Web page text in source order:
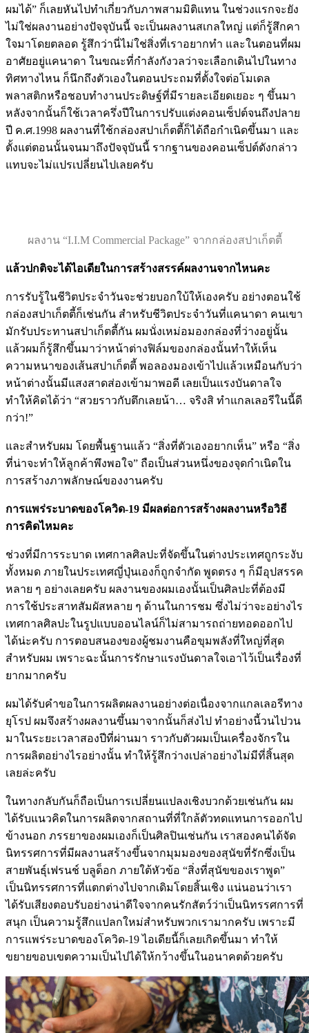
ผมได้” ก็เลยหันไปทำเกี่ยวกับภาพสามมิติแทน ในช่วงแรกจะยัง
ไม่ใช่ผลงานอย่างปัจจุบันนี้ จะเป็นผลงานสเกลใหญ่ แต่ก็รู้สึกคา
ใจมาโดยตลอด รู้สึกว่านี่ไม่ใช่สิ่งที่เราอยากทำ และในตอนที่ผม
อาศัยอยู่แคนาดา ในขณะที่กำลังกังวลว่าจะเลือกเดินไปในทาง
ทิศทางไหน ก็นึกถึงตัวเองในตอนประถมที่ตั้งใจต่อโมเดล
พลาสติกหรือชอบทำงานประดิษฐ์ที่มีรายละเอียดเยอะ ๆ ขึ้นมา
หลังจากนั้นก็ใช้เวลาครึ่งปีในการปรับแต่งคอนเซ็ปต์จนถึงปลาย
ปี ค.ศ.1998 ผลงานที่ใช้กล่องสปาเก็ตตี้ก็ได้ถือกำเนิดขึ้นมา และ
ตั้งแต่ตอนนั้นจนมาถึงปัจจุบันนี้ รากฐานของคอนเซ็ปต์ดังกล่าว
แทบจะไม่แปรเปลี่ยนไปเลยครับ
ผลงาน “I.I.M Commercial Package” จากกล่องสปาเก็ตตี้
แล้วปกติจะได้ไอเดียในการสร้างสรรค์ผลงานจากไหนคะ
การรับรู้ในชีวิตประจำวันจะช่วยบอกใบ้ให้เองครับ อย่างตอนใช้
กล่องสปาเก็ตตี้ก็เช่นกัน สำหรับชีวิตประจำวันที่แคนาดา คนเขา
มักรับประทานสปาเก็ตตี้กัน ผมนั่งเหม่อมองกล่องที่ว่างอยู่นั้น
แล้วผมก็รู้สึกขึ้นมาว่าหน้าต่างฟิล์มของกล่องนั้นทำให้เห็น
ความหนาของเส้นสปาเก็ตตี้ พอลองมองเข้าไปแล้วเหมือนกับว่า
หน้าต่างนั้นมีแสงสาดส่องเข้ามาพอดี เลยเป็นแรงบันดาลใจ
ทำให้คิดได้ว่า “สวยราวกับตึกเลยน้า… จริงสิ ทำแกลเลอรีในนี้ดี
กว่า!”
และสำหรับผม โดยพื้นฐานแล้ว “สิ่งที่ตัวเองอยากเห็น” หรือ “สิ่ง
ที่น่าจะทำให้ลูกค้าพึงพอใจ” ถือเป็นส่วนหนึ่งของจุดกำเนิดใน
การสร้างภาพลักษณ์ของงานครับ
การแพร่ระบาดของโควิด-19 มีผลต่อการสร้างผลงานหรือวิธี
การคิดไหมคะ
ช่วงที่มีการระบาด เทศกาลศิลปะที่จัดขึ้นในต่างประเทศถูกระงับ
ทั้งหมด ภายในประเทศญี่ปุ่นเองก็ถูกจำกัด พูดตรง ๆ ก็มีอุปสรรค
หลาย ๆ อย่างเลยครับ ผลงานของผมเองนั้นเป็นศิลปะที่ต้องมี
การใช้ประสาทสัมผัสหลาย ๆ ด้านในการชม ซึ่งไม่ว่าจะอย่างไร
เทศกาลศิลปะในรูปแบบออนไลน์ก็ไม่สามารถถ่ายทอดออกไป
ได้น่ะครับ การตอบสนองของผู้ชมงานคือขุมพลังที่ใหญ่ที่สุด
สำหรับผม เพราะฉะนั้นการรักษาแรงบันดาลใจเอาไว้เป็นเรื่องที่
ยากมากครับ
ผมได้รับคำขอในการผลิตผลงานอย่างต่อเนื่องจากแกลเลอรีทาง
ยุโรป ผมจึงสร้างผลงานขึ้นมาจากนั้นก็ส่งไป ทำอย่างนี้วนไปวน
มาในระยะเวลาสองปีที่ผ่านมา ราวกับตัวผมเป็นเครื่องจักรใน
การผลิตอย่างไรอย่างนั้น ทำให้รู้สึกว่างเปล่าอย่างไม่มีที่สิ้นสุด
เลยล่ะครับ
ในทางกลับกันก็ถือเป็นการเปลี่ยนแปลงเชิงบวกด้วยเช่นกัน ผม
ได้รับแนวคิดในการผลิตจากสถานที่ที่ใกล้ตัวทดแทนการออกไป
ข้างนอก ภรรยาของผมเองก็เป็นศิลปินเช่นกัน เราสองคนได้จัด
นิทรรศการที่มีผลงานสร้างขึ้นจากมุมมองของสุนัขที่รักซึ่งเป็น
สายพันธุ์เฟรนช์ บลูด็อก ภายใต้หัวข้อ “สิ่งที่สุนัขของเราพูด”
เป็นนิทรรศการที่แตกต่างไปจากเดิมโดยสิ้นเชิง แน่นอนว่าเรา
ได้รับเสียงตอบรับอย่างน่าดีใจจากคนรักสัตว์ว่าเป็นนิทรรศการที่
สนุก เป็นความรู้สึกแปลกใหม่สำหรับพวกเรามากครับ เพราะมี
การแพร่ระบาดของโควิด-19 ไอเดียนี้ก็เลยเกิดขึ้นมา ทำให้
ขยายขอบเขตความเป็นไปได้ให้กว้างขึ้นในอนาคตด้วยครับ